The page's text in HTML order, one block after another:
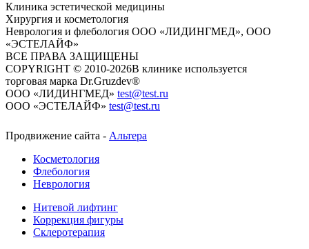
Клиника эстетической медицины
Хирургия и косметология
Неврология и флебология ООО «ЛИДИНГМЕД», ООО
«ЭСТЕЛАЙФ»
ВСЕ ПРАВА ЗАЩИЩЕНЫ
COPYRIGHT © 2010-2026​​​​​​​В клинике используется
торговая марка Dr.Gruzdev®
ООО «ЛИДИНГМЕД» test@test.ru
ООО «ЭСТЕЛАЙФ» test@test.ru
Продвижение сайта - Альтера
Косметология
Флебология
Неврология
Нитевой лифтинг
Коррекция фигуры
Склеротерапия